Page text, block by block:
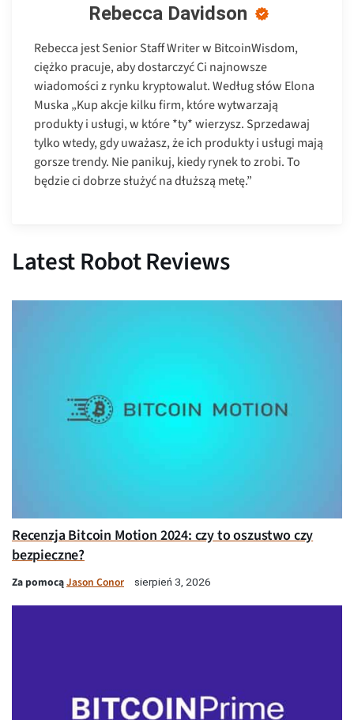
Rebecca Davidson
Rebecca jest Senior Staff Writer w BitcoinWisdom,
ciężko pracuje, aby dostarczyć Ci najnowsze
wiadomości z rynku kryptowalut. Według słów Elona
Muska „Kup akcje kilku firm, które wytwarzają
produkty i usługi, w które *ty* wierzysz. Sprzedawaj
tylko wtedy, gdy uważasz, że ich produkty i usługi mają
gorsze trendy. Nie panikuj, kiedy rynek to zrobi. To
będzie ci dobrze służyć na dłuższą metę.”
Latest Robot Reviews
Recenzja Bitcoin Motion 2024: czy to oszustwo czy
bezpieczne?
Za pomocąJason Conor sierpień 3, 2026